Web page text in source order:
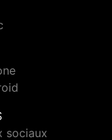
sociaux